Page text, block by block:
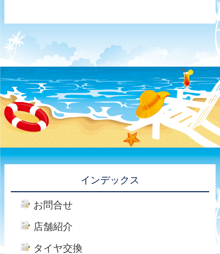
インデックス
お問合せ
店舗紹介
タイヤ交換